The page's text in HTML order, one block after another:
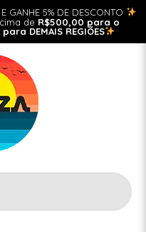
E GANHE 5% DE DESCONTO
de R$500,00 para o
DEMAIS REGIÕES